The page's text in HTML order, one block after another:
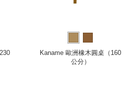
Kaname 歐洲橡木圓桌（160
公分）